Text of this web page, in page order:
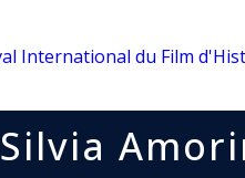
Silvia